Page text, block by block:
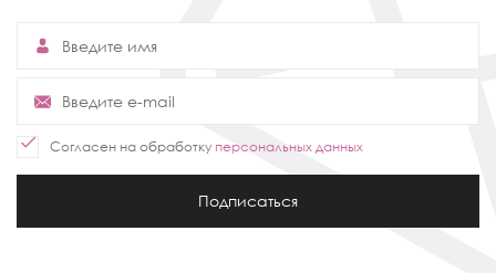
Согласен на обработку персональных данных
Подписаться